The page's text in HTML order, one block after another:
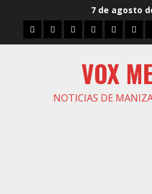
contenido
7 de agosto
InicioCaldasManizales
Política Vías
VOX
NOTICIAS DE